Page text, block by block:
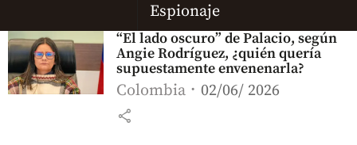
Espionaje
“El lado oscuro” de Palacio, según
Angie Rodríguez, ¿quién quería
supuestamente envenenarla?
Colombia 02/06/ 2026
share